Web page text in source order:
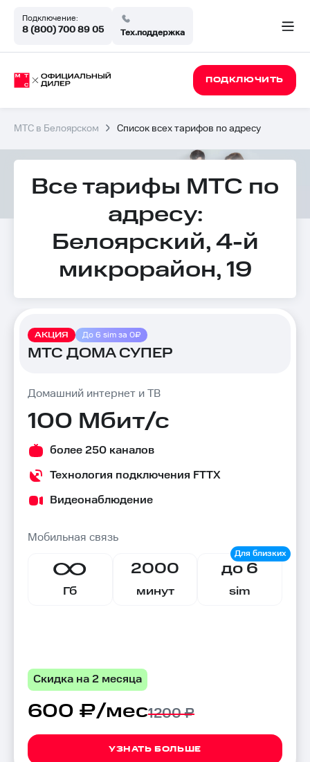
Подключение:
8 (800) 700 89 05 Тех.поддержка
ПОДКЛЮЧИТЬ
МТС в Белоярском Список всех тарифов по адресу
Все тарифы МТС по
адресу:
Белоярский, 4-й
микрорайон, 19
АКЦИЯ До 6 sim за 0₽
МТС ДОМА СУПЕР
Домашний интернет и ТВ
100 Мбит/с
более 250 каналов
Технология подключения FTTX
Видеонаблюдение
Мобильная связь
Гб
2000
минут
до 6
sim
Скидка на 2 месяца
600 ₽/мес1200 ₽
УЗНАТЬ БОЛЬШЕ